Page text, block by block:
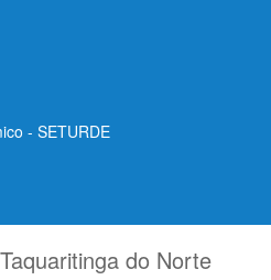
- SETURDE
do Norte